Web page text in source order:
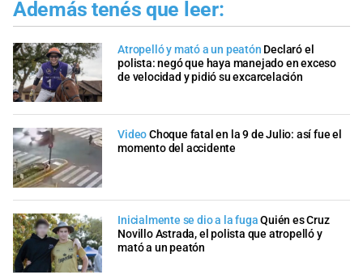
Además tenés que leer:
Atropelló y mató a un peatón Declaró el
polista: negó que haya manejado en exceso
de velocidad y pidió su excarcelación
VideoChoque fatal en la 9 de Julio: así fue el
momento del accidente
Inicialmente se dio a la fugaQuién es Cruz
Novillo Astrada, el polista que atropelló y
mató a un peatón